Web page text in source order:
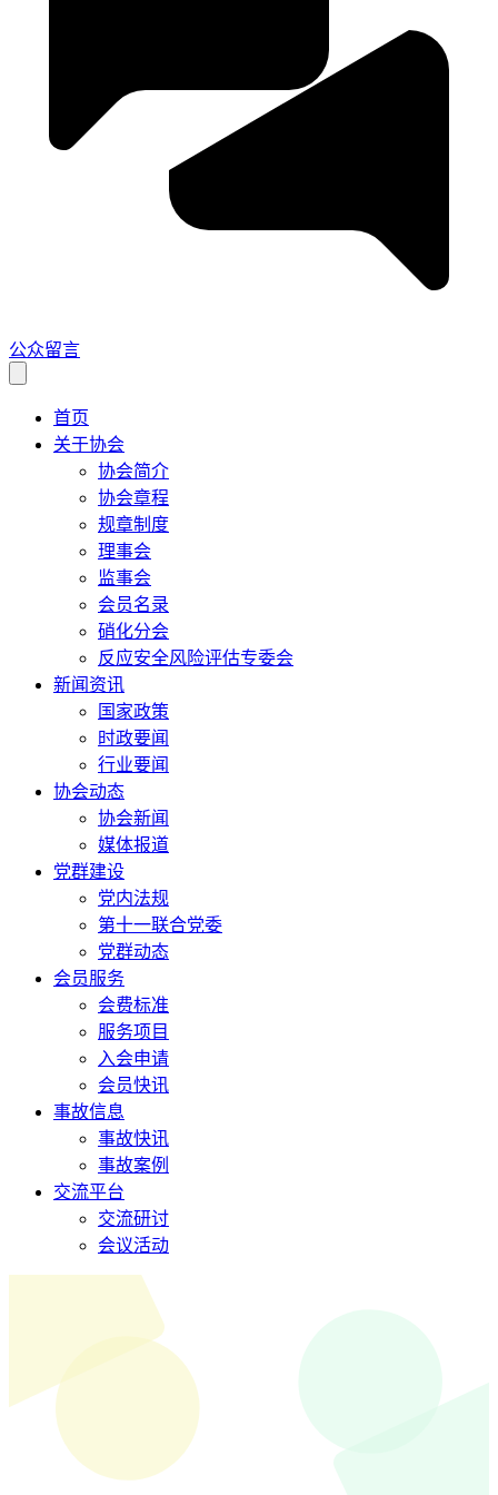
公众留言
首页
关于协会
协会简介
协会章程
规章制度
理事会
监事会
会员名录
硝化分会
反应安全风险评估专委会
新闻资讯
国家政策
时政要闻
行业要闻
协会动态
协会新闻
媒体报道
党群建设
党内法规
第十一联合党委
党群动态
会员服务
会费标准
服务项目
入会申请
会员快讯
事故信息
事故快讯
事故案例
交流平台
交流研讨
会议活动